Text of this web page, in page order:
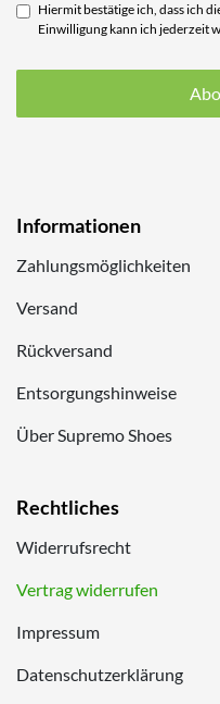
Hiermit bestätige ich, dass ich
Einwilligung kann ich jederzeit
Informationen
Zahlungsmöglichkeiten
Versand
Rückversand
Entsorgungshinweise
Über Supremo Shoes
Rechtliches
Widerrufsrecht
Vertrag widerrufen
Impressum
Datenschutzerklärung